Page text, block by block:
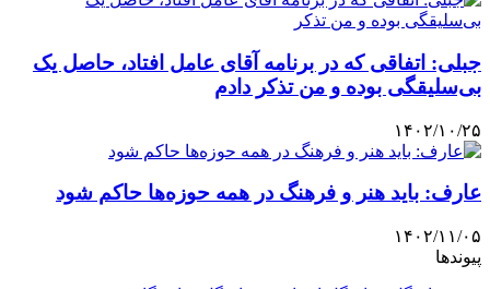
جبلی: اتفاقی که در برنامه آقای عامل افتاد، حاصل یک
بی‌سلیقگی بوده و من تذکر دادم
۱۴۰۲/۱۰/۲۵
عارف: باید هنر و فرهنگ در همه حوزه‌ها حاکم شود
۱۴۰۲/۱۱/۰۵
پیوندها